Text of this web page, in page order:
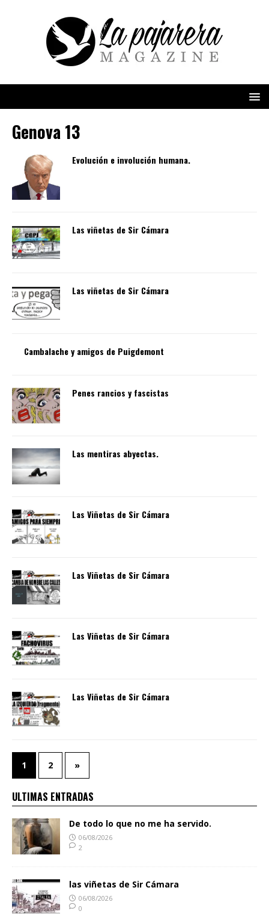
Genova 13
Evolución e involución humana.
Las viñetas de Sir Cámara
Las viñetas de Sir Cámara
Cambalache y amigos de Puigdemont
Penes rancios y fascistas
Las mentiras abyectas.
Las Viñetas de Sir Cámara
Las Viñetas de Sir Cámara
Las Viñetas de Sir Cámara
Las Viñetas de Sir Cámara
1 2 »
ULTIMAS ENTRADAS
De todo lo que no me ha servido.
06/08/2026
2
las viñetas de Sir Cámara
06/08/2026
0